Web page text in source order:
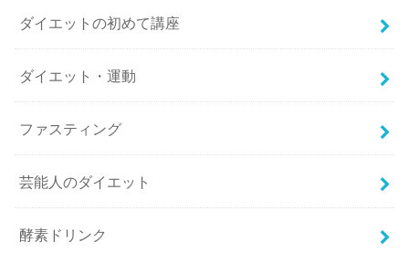
ダイエットの初めて講座
ダイエット・運動
ファスティング
芸能人のダイエット
酵素ドリンク